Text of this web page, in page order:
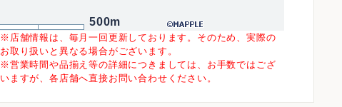
500m
※店舗情報は、毎月一回更新しております。そのため、実際の
お取り扱いと異なる場合がございます。
※営業時間や品揃え等の詳細につきましては、お手数ではござ
いますが、各店舗へ直接お問い合わせください。